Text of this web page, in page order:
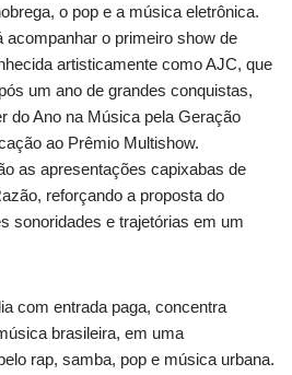
o pop e a música eletrônica.
acompanhar o primeiro show de
artisticamente como AJC, que
um ano de grandes conquistas,
do Ano na Música pela Geração
ao Prêmio Multishow.
as apresentações capixabas de
reforçando a proposta do
sonoridades e trajetórias em um
com entrada paga, concentra
brasileira, em uma
rap, samba, pop e música urbana.